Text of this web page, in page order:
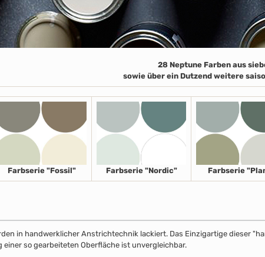
28 Neptune Farben aus
sowie über ein Dutzend weitere
Farbserie "Fossil" Farbserie "Nordic" Farbserie
in handwerklicher Anstrichtechnik lackiert. Das Einzigartige dieser
einer so gearbeiteten Oberfläche ist unvergleichbar.